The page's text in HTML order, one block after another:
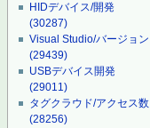
HIDデバイス/開発
(30287)
Visual Studio/バージョン
(29439)
USBデバイス開発
(29011)
タグクラウド/アクセス数
(28256)